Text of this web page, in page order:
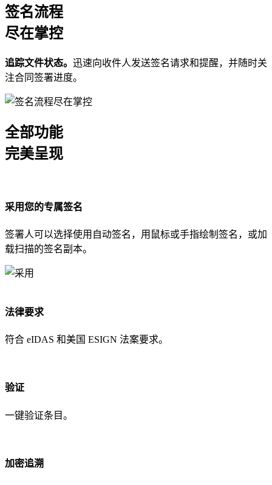
签名流程
尽在掌控
追踪文件状态。 迅速向收件人发送签名请求和提醒，并随时关
注合同签署进度。
全部功能
完美呈现
采用您的专属签名
签署人可以选择使用自动签名，用鼠标或手指绘制签名，或加
载扫描的签名副本。
法律要求
符合 eIDAS 和美国 ESIGN 法案要求。
验证
一键验证条目。
加密追溯